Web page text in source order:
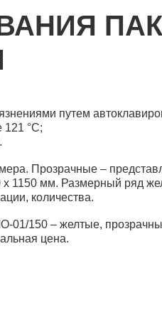
Пакеты для
Пакет для
путем
121 °С;
Прозрачные –
мм. Размерный ряд
количества.
150 – желтые,
цена.